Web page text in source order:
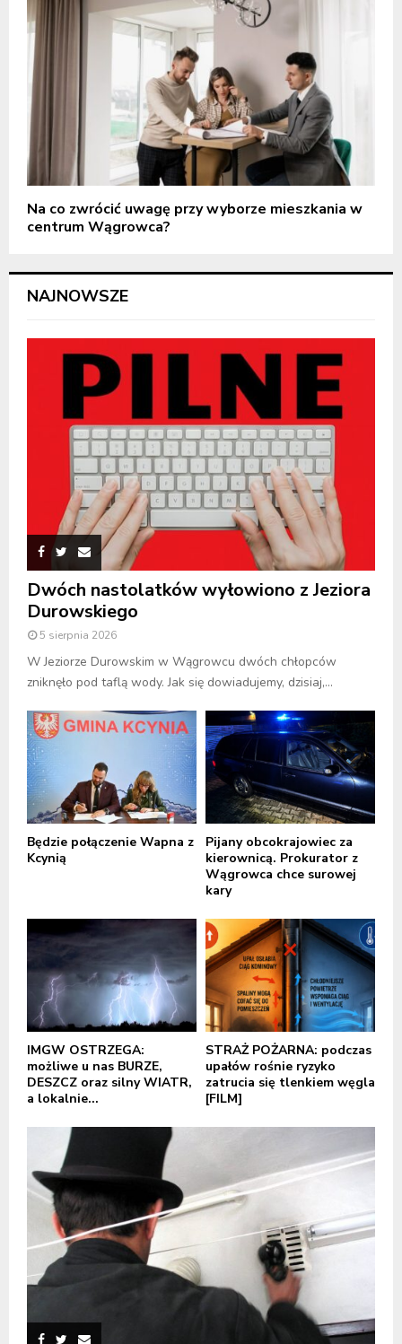
Na co zwrócić uwagę przy wyborze mieszkania w
centrum Wągrowca?
NAJNOWSZE
Dwóch nastolatków wyłowiono z Jeziora
Durowskiego
5 sierpnia 2026
W Jeziorze Durowskim w Wągrowcu dwóch chłopców
zniknęło pod taflą wody. Jak się dowiadujemy, dzisiaj,...
Będzie połączenie Wapna z
Kcynią
Pijany obcokrajowiec za
kierownicą. Prokurator z
Wągrowca chce surowej
kary
IMGW OSTRZEGA:
możliwe u nas BURZE,
DESZCZ oraz silny WIATR,
a lokalnie...
STRAŻ POŻARNA: podczas
upałów rośnie ryzyko
zatrucia się tlenkiem węgla
[FILM]